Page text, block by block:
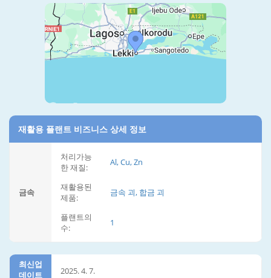
재활용 플랜트 비즈니스 상세 정보
금속
처리가능
한 재질:
Al, Cu, Zn
재활용된
제품:
금속 괴, 합금 괴
플랜트의
수:
1
최신업
데이트
2025. 4. 7.